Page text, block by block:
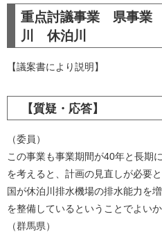
重点討議事業 県事
川 休泊川
【議案書により説明】
【質疑・応答】
（委員）
この事業も事業期間が40年と長期
を考えると、計画の見直しが必要
国が休泊川排水機場の排水能力を
を整備しているということでよいか
（群馬県）